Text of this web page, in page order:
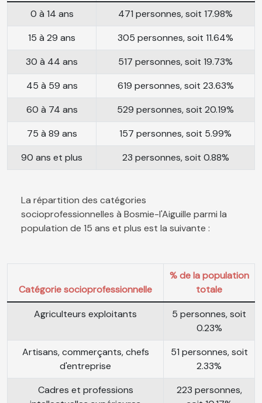
0 à 14 ans
471 personnes, soit 17.98%
15 à 29 ans
305 personnes, soit 11.64%
30 à 44 ans
517 personnes, soit 19.73%
45 à 59 ans
619 personnes, soit 23.63%
60 à 74 ans
529 personnes, soit 20.19%
75 à 89 ans
157 personnes, soit 5.99%
90 ans et plus
23 personnes, soit 0.88%
La répartition des catégories
socioprofessionnelles à Bosmie-l'Aiguille parmi la
population de 15 ans et plus est la suivante :
Catégorie socioprofessionnelle
% de la population
totale
Agriculteurs exploitants
5 personnes, soit
0.23%
Artisans, commerçants, chefs
d'entreprise
51 personnes, soit
2.33%
Cadres et professions
223 personnes,